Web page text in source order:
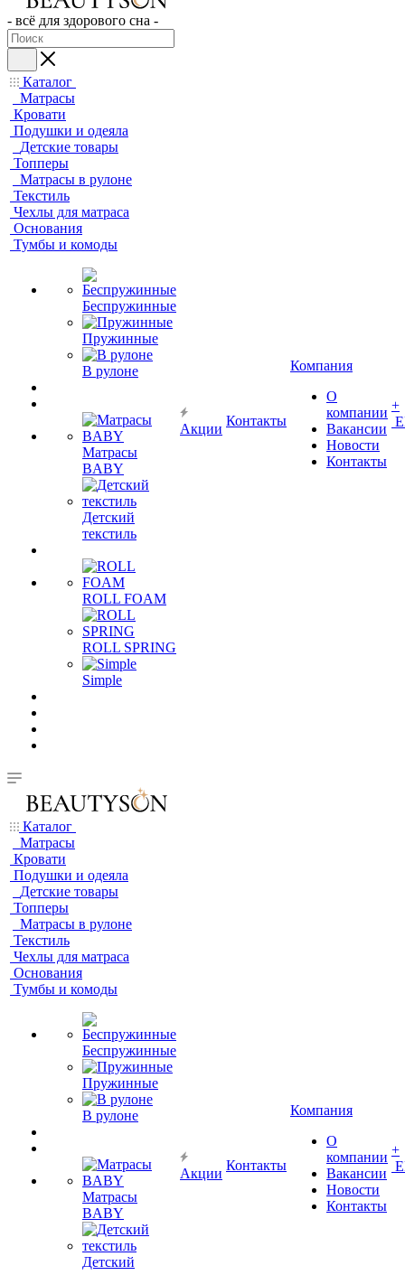
- всё для здорового сна -
Каталог
Матрасы
Кровати
Подушки и одеяла
Детские товары
Топперы
Матрасы в рулоне
Текстиль
Чехлы для матраса
Основания
Тумбы и комоды
Беспружинные
Пружинные
В рулоне
Матрасы
BABY
Детский
текстиль
ROLL FOAM
ROLL SPRING
Simple
Акции
Контакты
Компания
О
компании
Вакансии
Новости
Контакты
+
Каталог
Матрасы
Кровати
Подушки и одеяла
Детские товары
Топперы
Матрасы в рулоне
Текстиль
Чехлы для матраса
Основания
Тумбы и комоды
Беспружинные
Пружинные
В рулоне
Матрасы
BABY
Детский
Акции
Контакты
Компания
О
компании
Вакансии
Новости
Контакты
+